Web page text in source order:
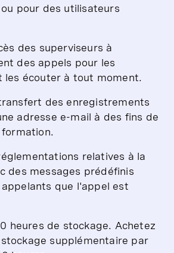
pour des utilisateurs
des superviseurs à
des appels pour les
les écouter à tout moment.
des enregistrements
adresse e-mail à des fins de
relatives à la
des messages prédéfinis
que l'appel est
heures de stockage. Achetez
supplémentaire par